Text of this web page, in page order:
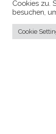
Stolz
Cookies zu.
besuchen,
Cookie